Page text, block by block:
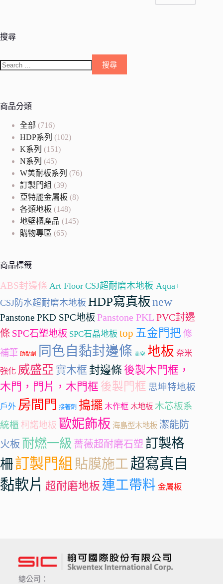
搜尋
商品分類
全部 (716)
HDP系列 (102)
K系列 (151)
N系列 (45)
W美耐板系列 (76)
訂製門組 (39)
亞特麗金屬板 (8)
各類地板 (148)
地壁櫃產品 (145)
購物專區 (65)
商品標籤
ABS封邊條 Art Floor CSJ超耐磨木地板 Aqua+
CSJ防水超耐磨木地板 HDP寫真板new
Panstone PKD SPC地板 Panstone PKL PVC封邊
條 SPC石塑地板 SPC石晶地板 top 五金門把 修
補筆 助黏劑 同色自黏封邊條 商空 地板 奈米
強化 威盛亞 實木框 封邊條 後製木門框，
木門，門片，木門框 後製門框 思坤特地板
戶外 房間門 接著劑 搗擺 木作框 木地板 木芯板系
統櫃 柯諾地板 歐妮飾板 海島型木地板 潔能防
火板 耐燃一級 薔薇超耐磨石塑 訂製格
柵訂製門組 貼膜施工 超寫真自
黏軟片 超耐磨地板 連工帶料 金屬板
總公司：